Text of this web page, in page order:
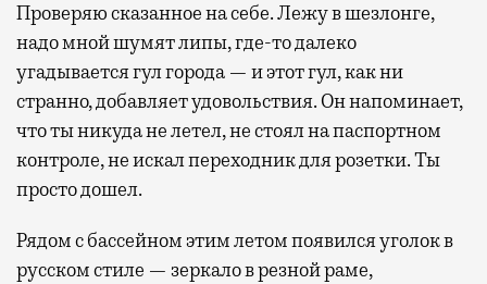
Проверяю сказанное на себе. Лежу в шезлонге,
надо мной шумят липы, где-то далеко
угадывается гул города — и этот гул, как ни
странно, добавляет удовольствия. Он напоминает,
что ты никуда не летел, не стоял на паспортном
контроле, не искал переходник для розетки. Ты
просто дошел.
Рядом с бассейном этим летом появился уголок в
русском стиле — зеркало в резной раме,